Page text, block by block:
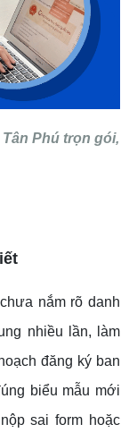
Phú trọn gói,
nắm rõ danh
nhiều lần, làm
đăng ký ban
biểu mẫu mới
sai form hoặc